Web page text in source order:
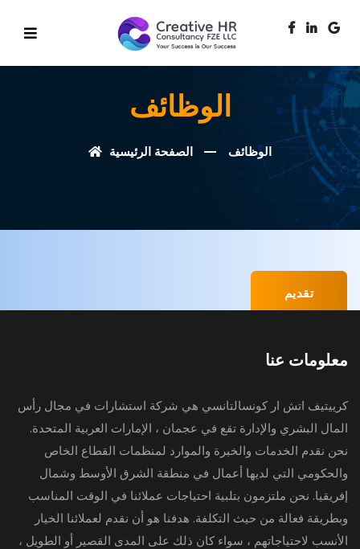
الوظائف
الصفحة الرئيسية الوظائف
تقديم
معلومات عنا
كرييتيف اتش ار كونسالتانسي هي شركة استشارات في مجال رأس
المال البشري والإدارة تقع في عجمان ، الإمارات العربية المتحدة.
نحن نقدم الخدمات والخبرة والموارد لمنظمات القطاع الخاص
والحكومي التي لديها أعمال في منطقة الشرق الأوسط وشمال
إفريقيا. نحن ملتزمون بتلبية احتياجات عملائنا في الوقت المناسب
وبطريقة فعالة من حيث التكلفة. هدفنا هو أن نقدم لعملائنا الخيار
الأنسب لاحتياجاتهم ، سواء كان ذلك على المدى القصير أو الطويل ،